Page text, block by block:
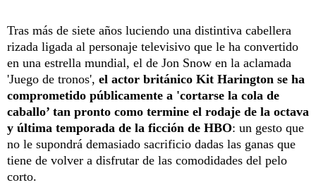
Tras más de siete años luciendo una distintiva cabellera
rizada ligada al personaje televisivo que le ha convertido
en una estrella mundial, el de Jon Snow en la aclamada
'Juego de tronos', el actor británico Kit Harington se ha
comprometido públicamente a 'cortarse la cola de
caballo’ tan pronto como termine el rodaje de la octava
y última temporada de la ficción de HBO: un gesto que
no le supondrá demasiado sacrificio dadas las ganas que
tiene de volver a disfrutar de las comodidades del pelo
corto.